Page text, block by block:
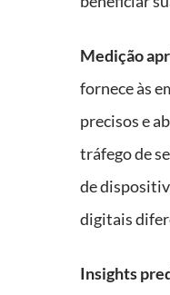
Medição
fornece às
precisos e
tráfego de
de
digitais
Insights